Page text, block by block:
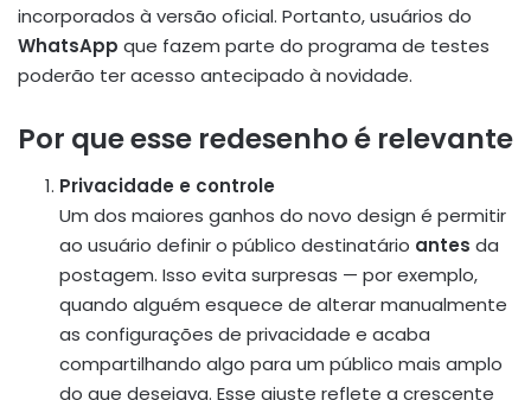
incorporados à versão oficial. Portanto, usuários do
WhatsApp que fazem parte do programa de testes
poderão ter acesso antecipado à novidade.
Por que esse redesenho é relevante
Privacidade e controle
Um dos maiores ganhos do novo design é permitir
ao usuário definir o público destinatário antes da
postagem. Isso evita surpresas — por exemplo,
quando alguém esquece de alterar manualmente
as configurações de privacidade e acaba
compartilhando algo para um público mais amplo
do que desejava. Esse ajuste reflete a crescente